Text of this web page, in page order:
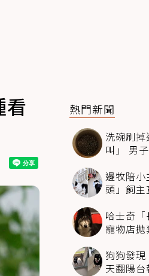
看
熱門新聞
洗碗刷
叫」 男
邊牧陪
頭」飼
哈士奇
寵物店
狗狗發
天翻陽